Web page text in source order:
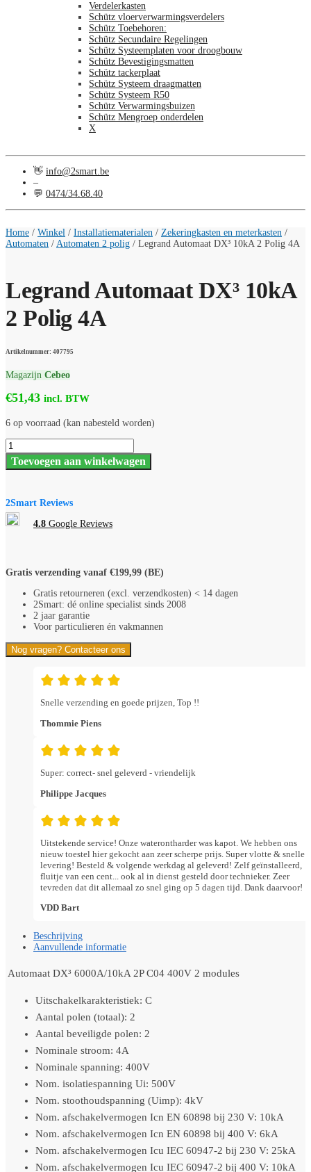
Verdelerkasten
Schütz vloerverwarmingsverdelers
Schütz Toebehoren:
Schütz Secundaire Regelingen
Schütz Systeemplaten voor droogbouw
Schütz Bevestigingsmatten
Schütz tackerplaat
Schütz Systeem draagmatten
Schütz Systeem R50
Schütz Verwarmingsbuizen
Schütz Mengroep onderdelen
X
👋 info@2smart.be
–
💬 0474/34.68.40
Home / Winkel / Installatiematerialen / Zekeringkasten en meterkasten /
Automaten / Automaten 2 polig / Legrand Automaat DX³ 10kA 2 Polig 4A
Legrand Automaat DX³ 10kA
2 Polig 4A
Artikelnummer: 407795
Magazijn Cebeo
€51,43 incl. BTW
6 op voorraad (kan nabesteld worden)
Legrand
Automaat
DX³
Polig
4A
aantal
Toevoegen aan winkelwagen
2Smart Reviews
4.8 Google Reviews
Gratis verzending vanaf €199,99 (BE)
Gratis retourneren (excl. verzendkosten) < 14 dagen
2Smart: dé online specialist sinds 2008
2 jaar garantie
Voor particulieren én vakmannen
Nog vragen? Contacteer ons
Snelle verzending en goede prijzen, Top !!
Thommie Piens
Super: correct- snel geleverd - vriendelijk
Philippe Jacques
Uitstekende service! Onze waterontharder was kapot. We hebben ons
nieuw toestel hier gekocht aan zeer scherpe prijs. Super vlotte & snelle
levering! Besteld & volgende werkdag al geleverd! Zelf geïnstalleerd,
fluitje van een cent... ook al in dienst gesteld door technieker. Zeer
tevreden dat dit allemaal zo snel ging op 5 dagen tijd. Dank daarvoor!
VDD Bart
Beschrijving
Aanvullende informatie
Automaat DX³ 6000A/10kA 2P C04 400V 2 modules
Uitschakelkarakteristiek: C
Aantal polen (totaal): 2
Aantal beveiligde polen: 2
Nominale stroom: 4A
Nominale spanning: 400V
Nom. isolatiespanning Ui: 500V
Nom. stoothoudspanning (Uimp): 4kV
Nom. afschakelvermogen Icn EN 60898 bij 230 V: 10kA
Nom. afschakelvermogen Icn EN 60898 bij 400 V: 6kA
Nom. afschakelvermogen Icu IEC 60947-2 bij 230 V: 25kA
Nom. afschakelvermogen Icu IEC 60947-2 bij 400 V: 10kA